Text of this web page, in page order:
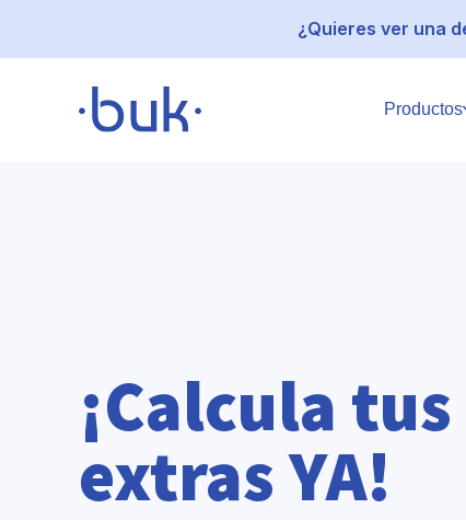
¿Quieres ver una
Productos
¡Calcula
extras YA!